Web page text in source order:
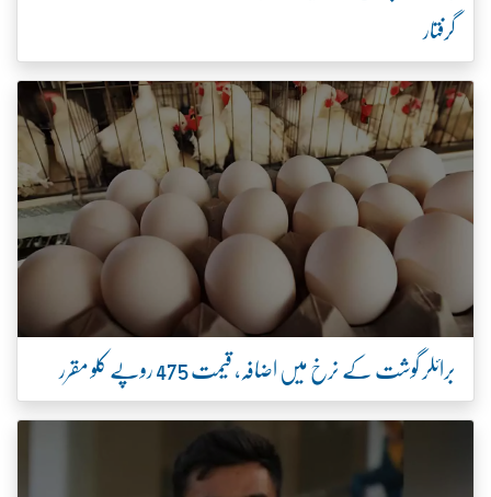
گرفتار
برائلر گوشت کے نرخ میں اضافہ، قیمت 475 روپے کلو مقرر